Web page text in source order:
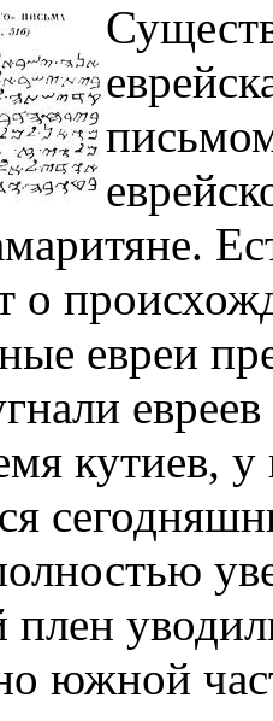
о
евреи
кутиев,
плен
южной